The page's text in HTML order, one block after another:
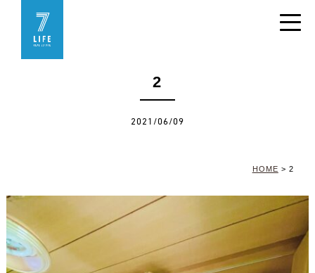
2
2021/06/09
HOME > 2